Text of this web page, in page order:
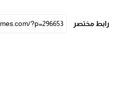
رابط مختصر